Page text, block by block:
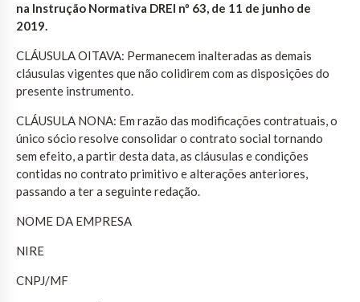
na Instrução Normativa DREI nº 63, de 11 de junho de
2019.
CLÁUSULA OITAVA: Permanecem inalteradas as demais
cláusulas vigentes que não colidirem com as disposições do
presente instrumento.
CLÁUSULA NONA: Em razão das modificações contratuais, o
único sócio resolve consolidar o contrato social tornando
sem efeito, a partir desta data, as cláusulas e condições
contidas no contrato primitivo e alterações anteriores,
passando a ter a seguinte redação.
NOME DA EMPRESA
NIRE
CNPJ/MF